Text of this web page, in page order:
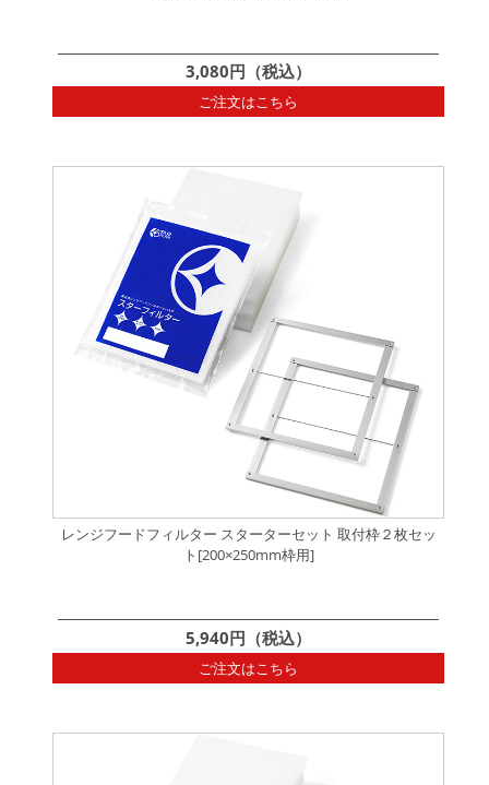
3,080円（税込）
ご注文はこちら
レンジフードフィルター スターターセット 取付枠２枚セッ
ト[200×250mm枠用]
5,940円（税込）
ご注文はこちら